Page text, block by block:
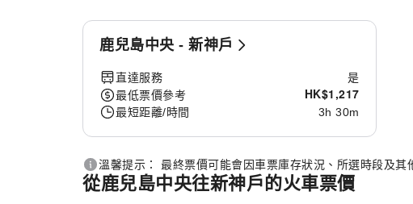
鹿兒島中央 - 新神戶
直達服務
是
最低票價參考
HK$1,217
最短距離/時間 3h 30m
溫馨提示： 最終票價可能會因車票庫存狀況、所選時段及
從鹿兒島中央往新神戶的火車票價